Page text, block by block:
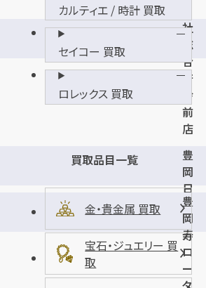
社
総
合
庁
舎
前
店
豊
岡
日
高
店
豊
岡
寿
ロ
ー
カルティエ / 時計 買取
セイコー 買取
ロレックス 買取
買取品目一覧
金・貴金属 買取
宝石・ジュエリー 買
取